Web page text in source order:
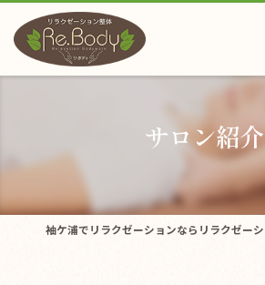
サロン紹介